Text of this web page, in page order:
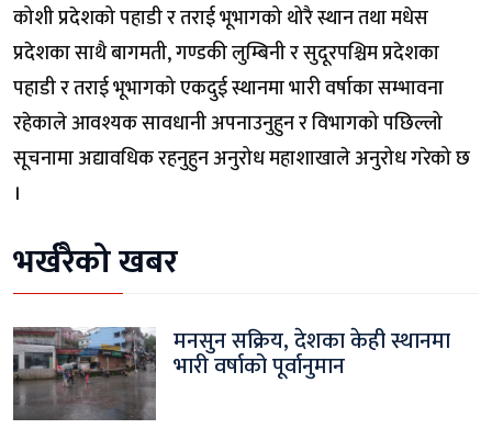
कोशी प्रदेशको पहाडी र तराई भूभागको थोरै स्थान तथा मधेस
प्रदेशका साथै बागमती, गण्डकी लुम्बिनी र सुदूरपश्चिम प्रदेशका
पहाडी र तराई भूभागको एकदुई स्थानमा भारी वर्षाका सम्भावना
रहेकाले आवश्यक सावधानी अपनाउनुहुन र विभागको पछिल्लो
सूचनामा अद्यावधिक रहनुहुन अनुरोध महाशाखाले अनुरोध गरेको छ
।
भर्खरैको खबर
मनसुन सक्रिय, देशका केही स्थानमा
भारी वर्षाको पूर्वानुमान